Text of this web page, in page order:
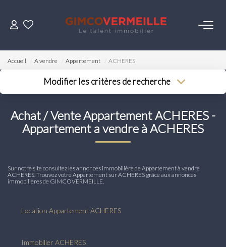
ACHETER
VENDRE
LOUER
ESTIMER
NOS SERVICES
Syndic
Accueil A vendre Appartement ACHERES
Modifier les critères de recherche
Sélectionnez...
Type de bien Surface min
Créer une alerte
Achat / Vente Appartement ACHERES -
Appartement a vendre à ACHERES
Sur notre site consultez les annonces immobilière de Appartement à vendre
ACHERES. Trouvez votre Appartement sur ACHERES grâce aux annonces
immobilières de GIMCOVERMEILLE.
Location Appartement ACHERES
Immobilier ACHERES